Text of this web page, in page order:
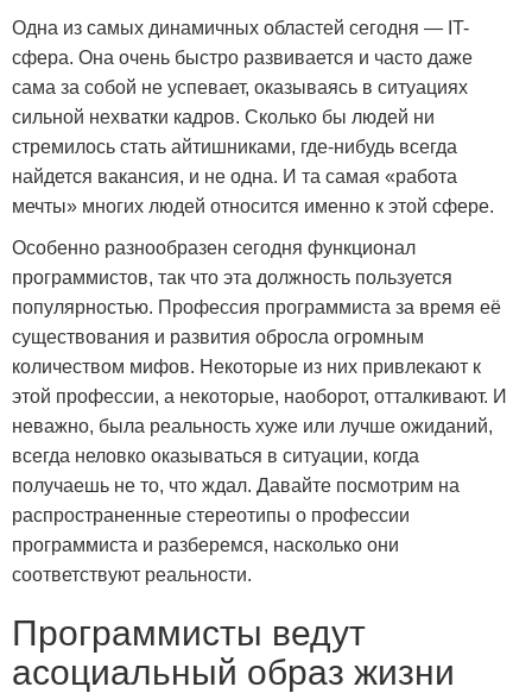
Одна из самых динамичных областей сегодня — IT-
сфера. Она очень быстро развивается и часто даже
сама за собой не успевает, оказываясь в ситуациях
сильной нехватки кадров. Сколько бы людей ни
стремилось стать айтишниками, где-нибудь всегда
найдется вакансия, и не одна. И та самая «работа
мечты» многих людей относится именно к этой сфере.
Особенно разнообразен сегодня функционал
программистов, так что эта должность пользуется
популярностью. Профессия программиста за время её
существования и развития обросла огромным
количеством мифов. Некоторые из них привлекают к
этой профессии, а некоторые, наоборот, отталкивают. И
неважно, была реальность хуже или лучше ожиданий,
всегда неловко оказываться в ситуации, когда
получаешь не то, что ждал. Давайте посмотрим на
распространенные стереотипы о профессии
программиста и разберемся, насколько они
соответствуют реальности.
Программисты ведут
асоциальный образ жизни